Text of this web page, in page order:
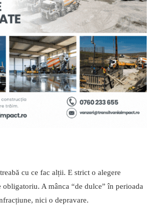
cu ce fac alții. E strict o alegere
obligatoriu. A mânca “de dulce” în perioada
nici o depravare.